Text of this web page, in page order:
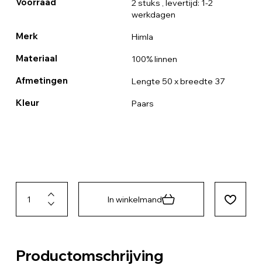
Voorraad 2 stuks , levertijd: 1-2
werkdagen
Merk Himla
Materiaal 100% linnen
Afmetingen Lengte 50 x breedte 37
Kleur Paars
In winkelmand
Productomschrijving